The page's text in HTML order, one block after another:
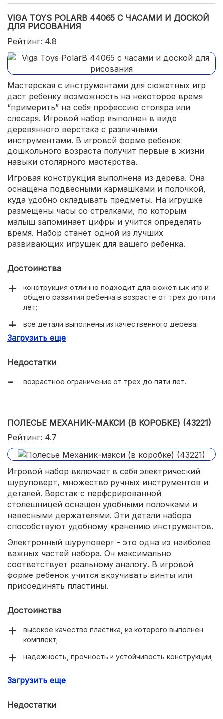
VIGA TOYS POLARB 44065 С ЧАСАМИ И ДОСКОЙ
ДЛЯ РИСОВАНИЯ
Рейтинг: 4.8
Мастерская с инструментами для сюжетных игр
даст ребенку возможность на некоторое время
“примерить” на себя профессию столяра или
слесаря. Игровой набор выполнен в виде
деревянного верстака с различными
инструментами. В игровой форме ребенок
дошкольного возраста получит первые в жизни
навыки столярного мастерства.
Игровая конструкция выполнена из дерева. Она
оснащена подвесными кармашками и полочкой,
куда удобно складывать предметы. На игрушке
размещены часы со стрелками, по которым
малыш запоминает цифры и учится определять
время. Набор станет одной из лучших
развивающих игрушек для вашего ребенка.
Достоинства
конструкция отлично подходит для сюжетных игр и
общего развития ребенка в возрасте от трех до пяти
лет;
все детали выполнены из качественного дерева;
оснащение часами и другими полезными элементами;
комплекта, шлифовка деревянной поверхности;
полное соотвествие стандартам безопасности;
Загрузить еще
Недостатки
возрастное ограничение от трех до пяти лет.
ПОЛЕСЬЕ МЕХАНИК-МАКСИ (В КОРОБКЕ) (43221)
Рейтинг: 4.7
Игровой набор включает в себя электрический
шуруповерт, множество ручных инструментов и
деталей. Верстак с перфорированной
столешницей оснащен удобными полочками и
навесными держателями. Эти детали набора
способствуют удобному хранению инструментов.
Электронный шуруповерт - это одна из наиболее
важных частей набора. Он максимально
соответствует реальному аналогу. В игровой
форме ребенок учится вкручивать винты или
присоединять пластины.
Достоинства
высокое качество пластика, из которого выполнен
комплект;
надежность, прочность и устойчивость конструкции;
Загрузить еще
Недостатки